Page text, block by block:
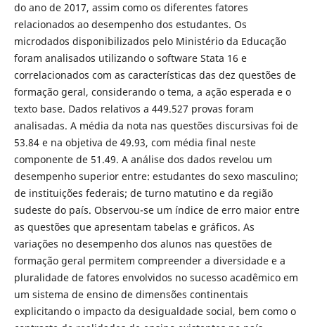
do ano de 2017, assim como os diferentes fatores
relacionados ao desempenho dos estudantes. Os
microdados disponibilizados pelo Ministério da Educação
foram analisados utilizando o software Stata 16 e
correlacionados com as características das dez questões de
formação geral, considerando o tema, a ação esperada e o
texto base. Dados relativos a 449.527 provas foram
analisadas. A média da nota nas questões discursivas foi de
53.84 e na objetiva de 49.93, com média final neste
componente de 51.49. A análise dos dados revelou um
desempenho superior entre: estudantes do sexo masculino;
de instituições federais; de turno matutino e da região
sudeste do país. Observou-se um índice de erro maior entre
as questões que apresentam tabelas e gráficos. As
variações no desempenho dos alunos nas questões de
formação geral permitem compreender a diversidade e a
pluralidade de fatores envolvidos no sucesso acadêmico em
um sistema de ensino de dimensões continentais
explicitando o impacto da desigualdade social, bem como o